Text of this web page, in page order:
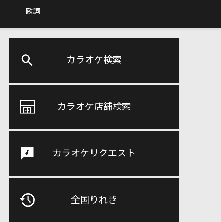
歌詞
カラオケ検索
カラオケ店舗検索
カラオケリクエスト
全国りれき